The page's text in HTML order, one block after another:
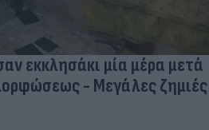
εκκλησάκι μία μέρα μετά
- Μεγάλες ζημιές